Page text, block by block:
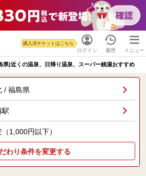
ログイン
購入済チケットはこちら
履歴 メニュー
県)近くの温泉、日帰り温泉、スーパー銭湯おすすめ
/ 福島県
駅
1,000円以下）
わり条件を変更する